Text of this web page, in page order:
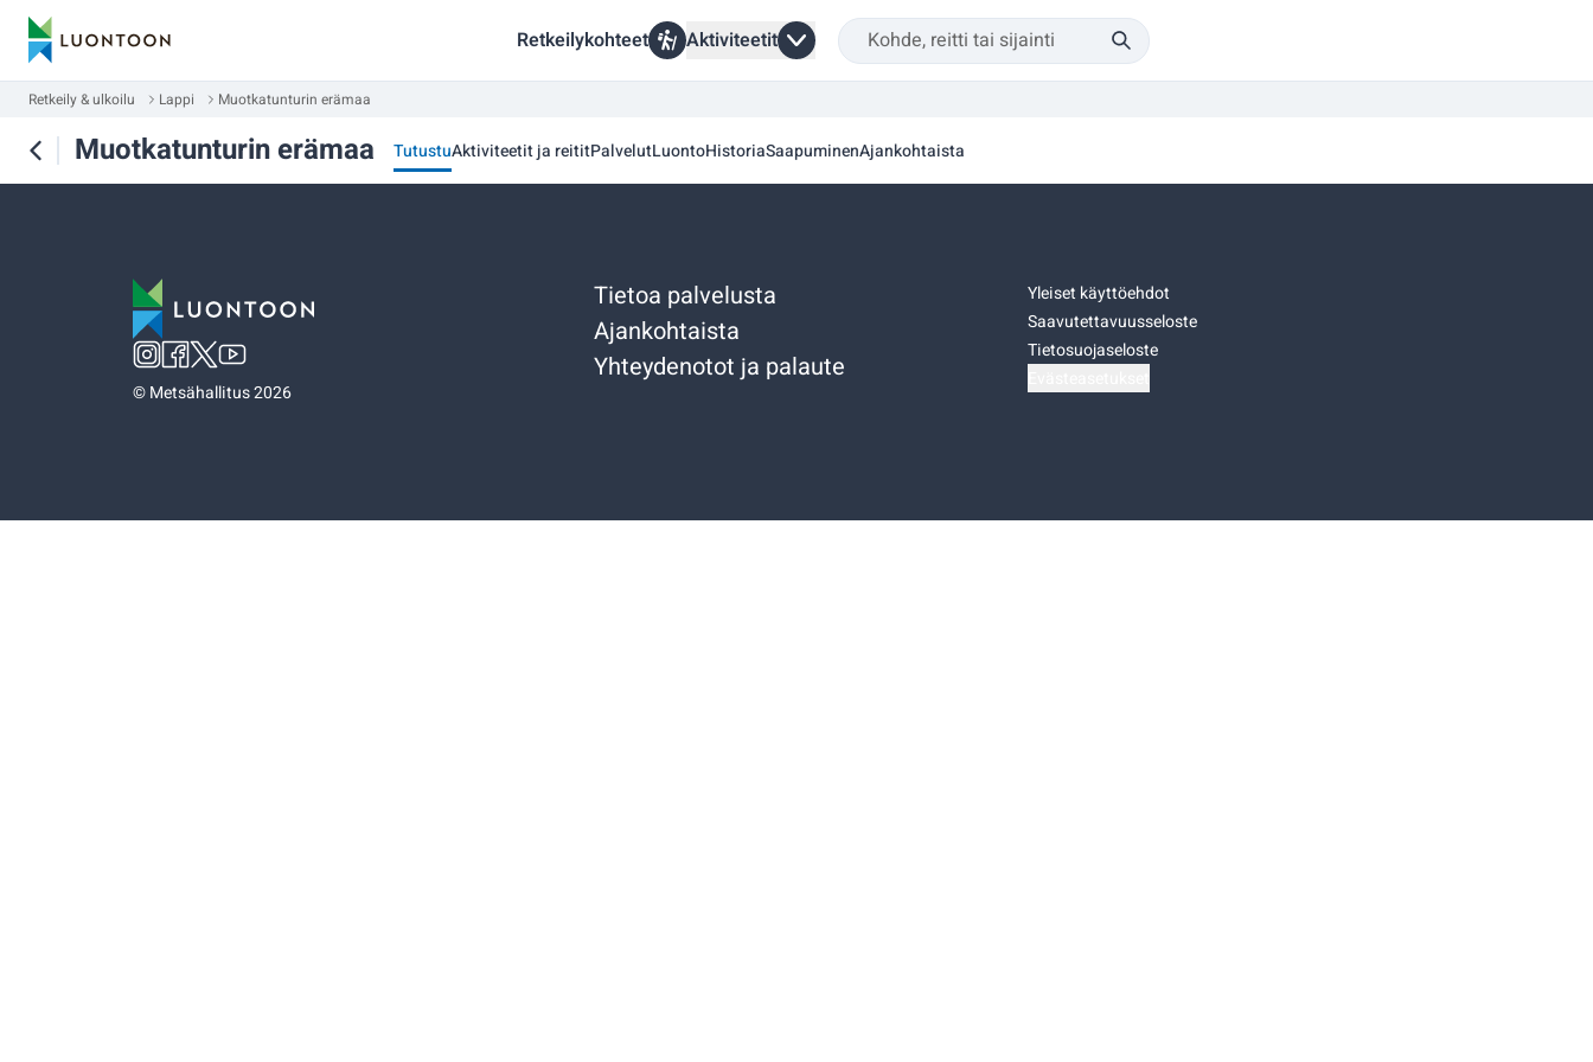
Retkeilykohteet Aktiviteetit
Retkeily & ulkoilu Lappi Muotkatunturin erämaa
Muotkatunturin erämaa TutustuAktiviteetit ja reititPalvelutLuontoHistoriaSaapuminenAjankohtaista
©Metsähallitus 2026
Tietoa palvelusta
Ajankohtaista
Yhteydenotot ja palaute
Yleiset käyttöehdot
Saavutettavuusseloste
Tietosuojaseloste